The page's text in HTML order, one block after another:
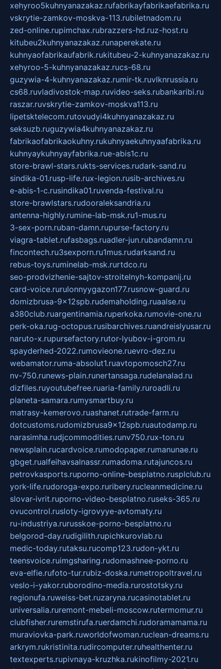
xehyroo5kuhnyanazakaz.rufabrikayfabrikaefabrika.ru
vskrytie-zamkov-moskva-113.rubiletnadom.ru
zed-online.rupimchax.rubrazzers-hd.ruz-host.ru
kitubeu2kuhnyanazakaz.runaperekate.ru
kuhnyaofabrikaufabrik.rukitubeu-2-kuhnyanazakaz.ru
xehyroo-5-kuhnyanazakaz.rucs-68.ru
guzywia-4-kuhnyanazakaz.rumir-tk.ruvlknrussia.ru
cs68.ruvladivostok-map.ruvideo-seks.rubankaribi.ru
raszar.ruvskrytie-zamkov-moskva113.ru
lipetsktelecom.rutovudyi4kuhnyanazakaz.ru
seksuzb.ruguzywia4kuhnyanazakaz.ru
fabrikaofabrikaokuhny.rukuhnyaekuhnyaafabrika.ru
kuhnyaykuhnyayfabrika.rue-abis1c.ru
store-brawl-stars.rukts-services.rudark-sand.ru
sindika-01.rusp-life.rux-legion.rusib-archives.ru
e-abis-1-c.rusindika01.ruvenda-festival.ru
store-brawlstars.rudooraleksandria.ru
antenna-highly.rumine-lab-msk.ru1-mus.ru
3-sex-porn.ruban-damn.rupurse-factory.ru
viagra-tablet.rufasbags.ruadler-jun.rubandamn.ru
fincontech.ru3sexporn.ru1mus.rudarksand.ru
rebus-toys.ruminelab-msk.rurtdco.ru
seo-prodvizhenie-sajtov-stroitelnyh-kompanij.ru
card-voice.rurulonnyygazon177.rusnow-guard.ru
domizbrusa-9x12spb.rudemaholding.ruaalse.ru
a380club.ruargentinamia.ruperkoka.rumovie-one.ru
perk-oka.rug-octopus.rusibarchives.ruandreislyusar.ru
naruto-x.rupursefactory.rutor-lyubov-i-grom.ru
spayderhed-2022.rumovieone.ruevro-dez.ru
webamator.ruma-absolut1.ruavtopomosch27.ru
nv-750.runews-plain.runertansaga.rudelanalad.ru
dizfiles.ruyoutubefree.ruaria-family.ruroadli.ru
planeta-samara.rumysmartbuy.ru
matrasy-kemerovo.ruashanet.rutrade-farm.ru
dotcustoms.rudomizbrusa9x12spb.ruautodamp.ru
narasimha.rudjcommodities.runv750.rux-ton.ru
newsplain.rucardvoice.rumodopaper.rumanunae.ru
gbget.rualfeihavsalnassr.rumadoma.rutajuncos.ru
petrovkasports.ruporno-online-besplatno.rusplclub.ru
york-life.rudoroga-expo.ruribery.rucleanmedicine.ru
slovar-ivrit.ruporno-video-besplatno.ruseks-365.ru
ovucontrol.rusloty-igrovyye-avtomaty.ru
ru-industriya.rurusskoe-porno-besplatno.ru
belgorod-day.rudigilith.rupichkurovlab.ru
medic-today.rutaksu.rucomp123.rudon-ykt.ru
teensvoice.ruimgsharing.rudomashnee-porno.ru
eva-elfie.rufoto-tur.rubiz-doska.rumetropoltravel.ru
veslo-i-yakor.ruborodino-media.rurostotsky.ru
regionufa.ruweiss-bet.ruzaryna.rucasinotablet.ru
universalia.ruremont-mebeli-moscow.rutermomur.ru
clubfisher.ruremstirufa.ruerdamchi.rudoramamama.ru
muraviovka-park.ruworldofwoman.ruclean-dreams.ru
arkrym.rukristinita.rudircomputer.ruhealthenter.ru
textexperts.rupivnaya-kruzhka.rukinofilmy-2021.ru